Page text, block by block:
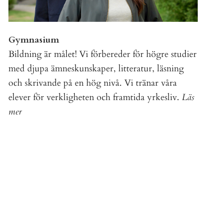
Gymnasium
Bildning är målet! Vi förbereder för högre studier
med djupa ämneskunskaper, litteratur, läsning
och skrivande på en hög nivå. Vi tränar våra
elever för verkligheten och framtida yrkesliv.Läs
mer